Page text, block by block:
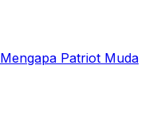
Mengapa Patriot Muda